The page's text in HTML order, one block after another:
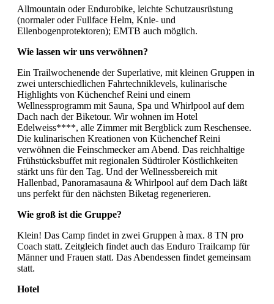
Allmountain oder Endurobike, leichte Schutzausrüstung
(normaler oder Fullface Helm, Knie- und
Ellenbogenprotektoren); EMTB auch möglich.
Wie lassen wir uns verwöhnen?
Ein Trailwochenende der Superlative, mit kleinen Gruppen in
zwei unterschiedlichen Fahrtechniklevels, kulinarische
Highlights von Küchenchef Reini und einem
Wellnessprogramm mit Sauna, Spa und Whirlpool auf dem
Dach nach der Biketour. Wir wohnen im Hotel
Edelweiss****, alle Zimmer mit Bergblick zum Reschensee.
Die kulinarischen Kreationen von Küchenchef Reini
verwöhnen die Feinschmecker am Abend. Das reichhaltige
Frühstücksbuffet mit regionalen Südtiroler Köstlichkeiten
stärkt uns für den Tag. Und der Wellnessbereich mit
Hallenbad, Panoramasauna & Whirlpool auf dem Dach läßt
uns perfekt für den nächsten Biketag regenerieren.
Wie groß ist die Gruppe?
Klein! Das Camp findet in zwei Gruppen à max. 8 TN pro
Coach statt. Zeitgleich findet auch das Enduro Trailcamp für
Männer und Frauen statt. Das Abendessen findet gemeinsam
statt.
Hotel